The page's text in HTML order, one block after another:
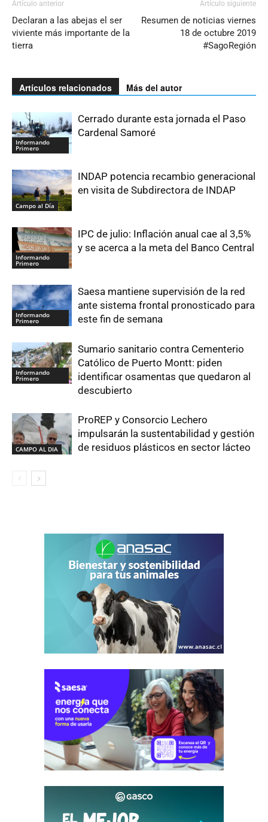
Artículo anterior
Declaran a las abejas el ser
viviente más importante de la
tierra
Artículo siguiente
Resumen de noticias viernes
18 de octubre 2019
#SagoRegión
Artículos relacionados Más del autor
Informando
Primero
Cerrado durante esta jornada el Paso
Cardenal Samoré
Campo al Día
INDAP potencia recambio generacional
en visita de Subdirectora de INDAP
Informando
Primero
IPC de julio: Inflación anual cae al 3,5%
y se acerca a la meta del Banco Central
Informando
Primero
Saesa mantiene supervisión de la red
ante sistema frontal pronosticado para
este fin de semana
Informando
Primero
Sumario sanitario contra Cementerio
Católico de Puerto Montt: piden
identificar osamentas que quedaron al
descubierto
CAMPO AL DIA
ProREP y Consorcio Lechero
impulsarán la sustentabilidad y gestión
de residuos plásticos en sector lácteo